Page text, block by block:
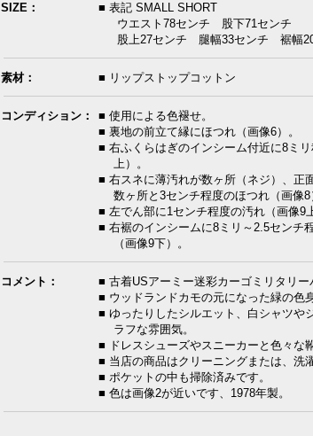
SIZE：
■ 表記 SMALL SHORT
ウエスト78センチ 股下71センチ
股上27センチ 腿幅33センチ 裾幅
素材： ■ リップストップコットン
コンディション：
■ 使用による色褪せ。
■ 裏地の前立て縁にほつれ（画像6）。
■ 右ふくらはぎのインシーム付近に8ミ
上）。
■ 右スネに薄汚れが数ヶ所（ネジ）、正
数ヶ所と3センチ程度のほつれ（画像8
■ 左でん部に1センチ程度の汚れ（画像9
■ 右裾のインシームに8ミリ～2.5センチ
（画像9下）。
コメント：
■ 古着USアーミー迷彩カーゴミリタリー
■ ウッドランドカモの元になった緑の色
■ ゆったりしたシルエット、白シャツや
ラフな雰囲気。
■ ドレスシューズやスニーカーと色々な
■ 当店の商品はクリーニングまたは、洗
■ ポケットの中も掃除済みです。
■ 色は画像2が近いです、1978年製。